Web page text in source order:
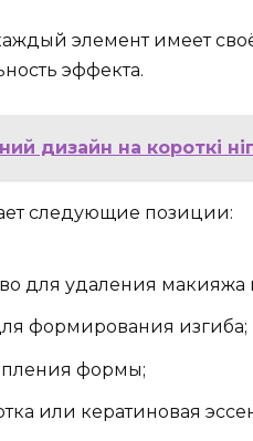
элемент имеет
эффекта.
дизайн на короткі
следующие позиции:
для удаления макияжа
формирования изгиба;
формы;
или кератиновая